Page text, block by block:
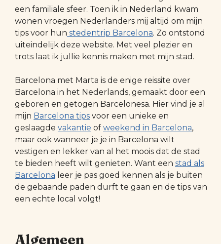
een familiale sfeer. Toen ik in Nederland kwam
wonen vroegen Nederlanders mij altijd om mijn
tips voor hun stedentrip Barcelona. Zo ontstond
uiteindelijk deze website. Met veel plezier en
trots laat ik jullie kennis maken met mijn stad.
Barcelona met Marta is de enige reissite over
Barcelona in het Nederlands, gemaakt door een
geboren en getogen Barcelonesa. Hier vind je al
mijn Barcelona tips voor een unieke en
geslaagde vakantie of weekend in Barcelona,
maar ook wanneer je je in Barcelona wilt
vestigen en lekker van al het moois dat de stad
te bieden heeft wilt genieten. Want een stad als
Barcelona leer je pas goed kennen als je buiten
de gebaande paden durft te gaan en de tips van
een echte local volgt!
Algemeen